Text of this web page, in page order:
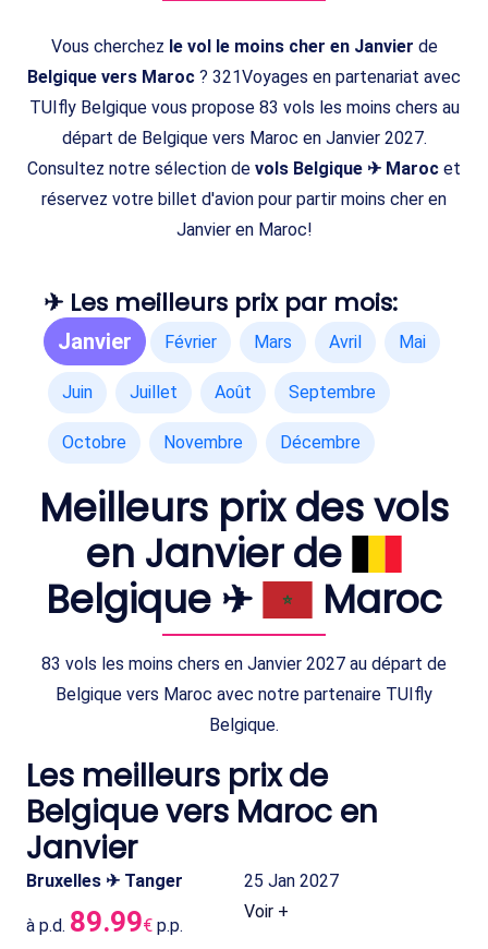
Vous cherchez le vol le moins cher en Janvier de
Belgique vers Maroc ? 321Voyages en partenariat avec
TUIfly Belgique vous propose 83 vols les moins chers au
départ de Belgique vers Maroc en Janvier 2027.
Consultez notre sélection de vols Belgique ✈ Maroc et
réservez votre billet d'avion pour partir moins cher en
Janvier en Maroc!
✈ Les meilleurs prix par mois:
Janvier Février Mars Avril Mai
Juin Juillet Août Septembre
Octobre Novembre Décembre
Meilleurs prix des vols
en Janvier de
Belgique ✈
Maroc
83 vols les moins chers en Janvier 2027 au départ de
Belgique vers Maroc avec notre partenaire TUIfly
Belgique.
Les meilleurs prix de
Belgique vers Maroc en
Janvier
Bruxelles ✈ Tanger 25 Jan 2027
à p.d. 89.99€ p.p.
Voir +